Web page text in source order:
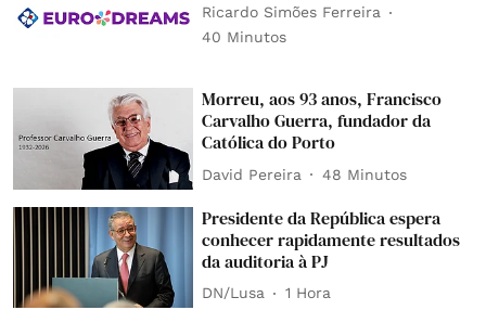
Ricardo Simões Ferreira
40 Minutos
Morreu, aos 93 anos, Francisco
Carvalho Guerra, fundador da
Católica do Porto
David Pereira 48 Minutos
Presidente da República espera
conhecer rapidamente resultados
da auditoria à PJ
DN/Lusa 1 Hora